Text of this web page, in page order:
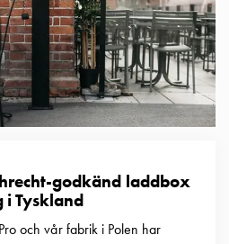
godkänd laddbox
Tyskland
och vår fabrik i Polen har